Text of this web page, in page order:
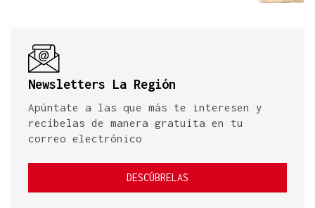
Newsletters La Región
Apúntate a las que más te interesen y
recíbelas de manera gratuita en tu
correo electrónico
DESCÚBRELAS